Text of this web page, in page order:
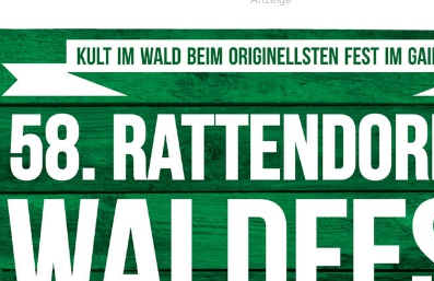
die Mehreinnahmen für den Handel von rund150 Millionen
Rainer Willdie Ergebnisse zusammen.
Familie und Freunde
meisten Befragten ihrePartner:innen (32%)oder
(9%), Freund:innen (8%)und sogar
Kolleg:innen (1%)